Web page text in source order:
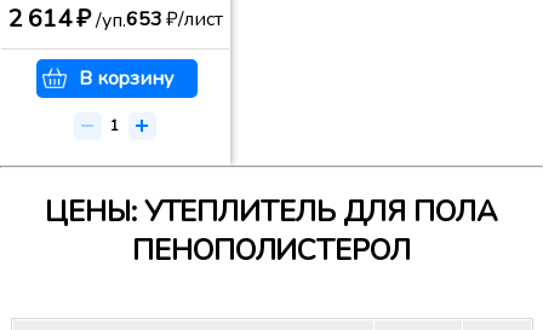
2 614 ₽/уп.653₽/лист
В корзину
ЦЕНЫ: УТЕПЛИТЕЛЬ ДЛЯ ПОЛА
ПЕНОПОЛИСТЕРОЛ